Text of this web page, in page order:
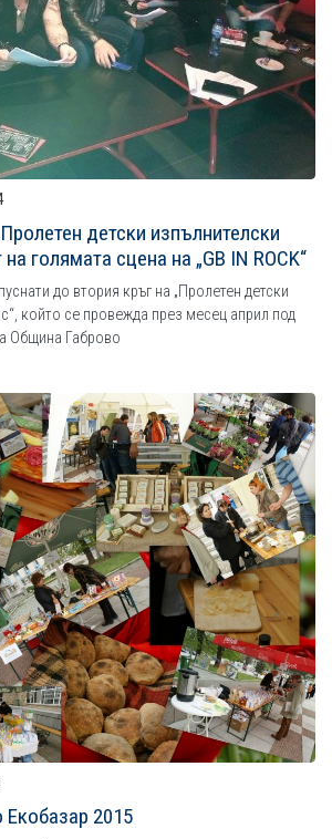
детски изпълнителски
голямата сцена на „GB IN ROCK“
до втория кръг на „Пролетен детски
който се провежда през месец април под
Община Габрово
2015